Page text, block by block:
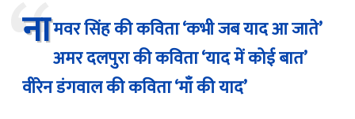
नामवर सिंह की कविता ‘कभी जब याद आ जाते’
अमर दलपुरा की कविता ‘याद में कोई बात’
वीरेन डंगवाल की कविता ‘माँ की याद’